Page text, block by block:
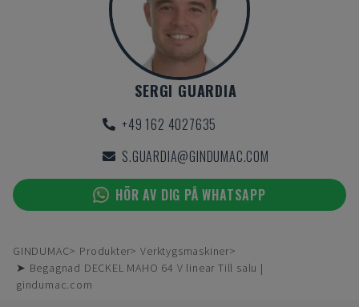
SERGI GUARDIA
+49 162 4027635
S.GUARDIA@GINDUMAC.COM
HÖR AV DIG PÅ WHATSAPP
GINDUMAC Produkter
Verktygsmaskiner
➤ Begagnad DECKEL MAHO 64 V linear Till salu |
gindumac.com